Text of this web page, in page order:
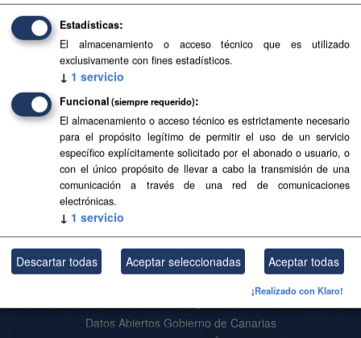
Filtrar Resultados
Islas y municipios
Delimitaciones territoriales de islas y municipios. Los
límites reflejados carecen de carácter oficial.
GeoJSON SVG
Usted también puede acceder a este registro utilizando los
API Docs ).
Datos Abiertos Gobierno de Canarias
Estadísticas
El almacenamiento o acceso técnico que es utilizado
exclusivamente con fines estadísticos.
↓ 1 servicio
Funcional (siempre requerido)
El almacenamiento o acceso técnico es estrictamente necesario
para el propósito legítimo de permitir el uso de un servicio
específico explícitamente solicitado por el abonado o usuario, o
con el único propósito de llevar a cabo la transmisión de una
comunicación a través de una red de comunicaciones
electrónicas.
↓ 1 servicio
Descartar todas Aceptar seleccionadas Aceptar todas
¡Realizado con Klaro!